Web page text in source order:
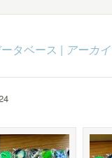
タベース | アーカ